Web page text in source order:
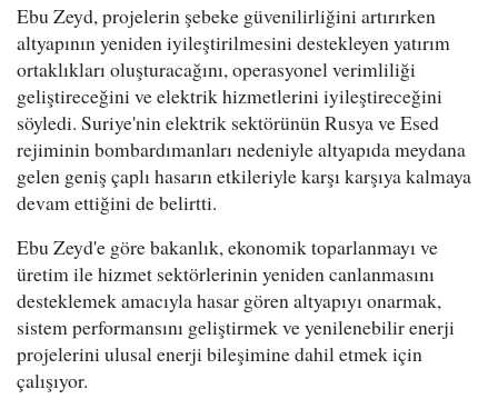
Ebu Zeyd, projelerin şebeke güvenilirliğini artırırken
altyapının yeniden iyileştirilmesini destekleyen yatırım
ortaklıkları oluşturacağını, operasyonel verimliliği
geliştireceğini ve elektrik hizmetlerini iyileştireceğini
söyledi. Suriye'nin elektrik sektörünün Rusya ve Esed
rejiminin bombardımanları nedeniyle altyapıda meydana
gelen geniş çaplı hasarın etkileriyle karşı karşıya kalmaya
devam ettiğini de belirtti.
Ebu Zeyd'e göre bakanlık, ekonomik toparlanmayı ve
üretim ile hizmet sektörlerinin yeniden canlanmasını
desteklemek amacıyla hasar gören altyapıyı onarmak,
sistem performansını geliştirmek ve yenilenebilir enerji
projelerini ulusal enerji bileşimine dahil etmek için
çalışıyor.